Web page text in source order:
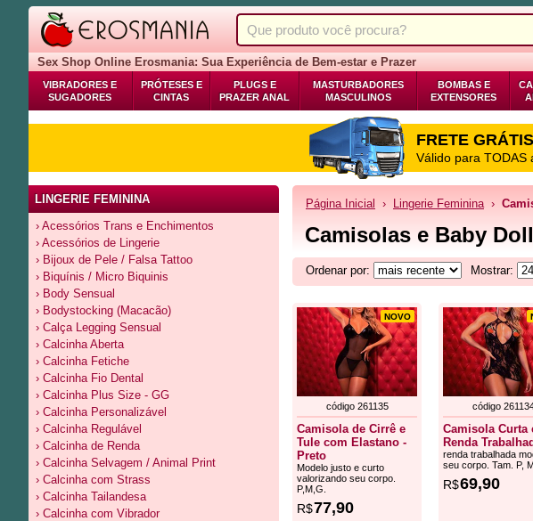
Sex Shop Online Erosmania: Sua Experiência de Bem-estar e Prazer
VIBRADORES E
SUGADORES
PRÓTESES E
CINTAS
PLUGS E
PRAZER ANAL
MASTURBADORES
MASCULINOS
BOMBAS E
EXTENSORES
FRETE GRÁTIS
Válido para TODAS
LINGERIE FEMININA
› Acessórios Trans e Enchimentos
› Acessórios de Lingerie
› Bijoux de Pele / Falsa Tattoo
› Biquínis / Micro Biquinis
› Body Sensual
› Bodystocking (Macacão)
› Calça Legging Sensual
› Calcinha Aberta
› Calcinha Fetiche
› Calcinha Fio Dental
› Calcinha Plus Size - GG
› Calcinha Personalizável
› Calcinha Regulável
› Calcinha de Renda
› Calcinha Selvagem / Animal Print
› Calcinha com Strass
› Calcinha Tailandesa
› Calcinha com Vibrador
Página Inicial › Lingerie Feminina›
Camisolas e Baby Doll
Ordenar por: Mostrar:
NOVO
código 261135
Camisola de Cirrê e
Tule com Elastano -
Preto
Modelo justo e curto
valorizando seu corpo.
P,M,G.
R$77,90
código
Camisola Curta
Renda
renda trabalhada
seu corpo. Tam. P,
R$69,90